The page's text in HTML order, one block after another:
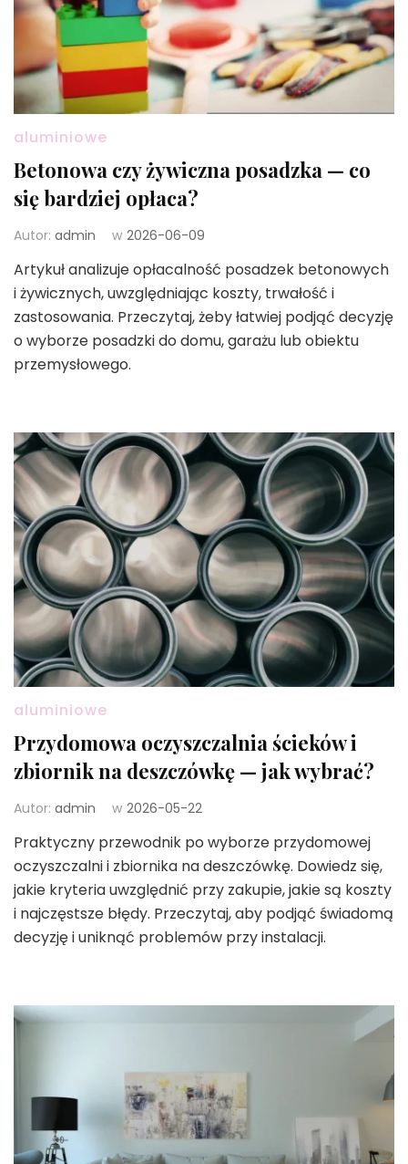
aluminiowe
Betonowa czy żywiczna posadzka — co
się bardziej opłaca?
Autor: admin w 2026-06-09
Artykuł analizuje opłacalność posadzek betonowych
i żywicznych, uwzględniając koszty, trwałość i
zastosowania. Przeczytaj, żeby łatwiej podjąć decyzję
o wyborze posadzki do domu, garażu lub obiektu
przemysłowego.
aluminiowe
Przydomowa oczyszczalnia ścieków i
zbiornik na deszczówkę — jak wybrać?
Autor: admin w 2026-05-22
Praktyczny przewodnik po wyborze przydomowej
oczyszczalni i zbiornika na deszczówkę. Dowiedz się,
jakie kryteria uwzględnić przy zakupie, jakie są koszty
i najczęstsze błędy. Przeczytaj, aby podjąć świadomą
decyzję i uniknąć problemów przy instalacji.